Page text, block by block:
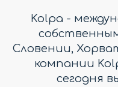
Kolpa -
Словении,
компании
сегодня